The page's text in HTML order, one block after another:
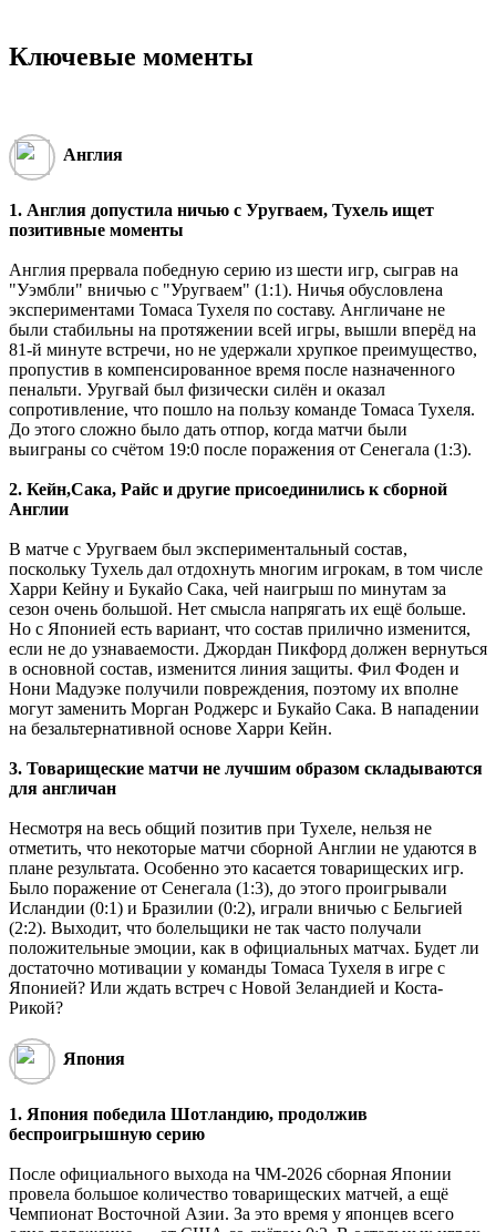
Ключевые моменты
Англия
1. Англия допустила ничью с Уругваем, Тухель ищет
позитивные моменты
Англия прервала победную серию из шести игр, сыграв на
"Уэмбли" вничью с "Уругваем" (1:1). Ничья обусловлена
экспериментами Томаса Тухеля по составу. Англичане не
были стабильны на протяжении всей игры, вышли вперёд на
81-й минуте встречи, но не удержали хрупкое преимущество,
пропустив в компенсированное время после назначенного
пенальти. Уругвай был физически силён и оказал
сопротивление, что пошло на пользу команде Томаса Тухеля.
До этого сложно было дать отпор, когда матчи были
выиграны со счётом 19:0 после поражения от Сенегала (1:3).
2. Кейн,Сака, Райс и другие присоединились к сборной
Англии
В матче с Уругваем был экспериментальный состав,
поскольку Тухель дал отдохнуть многим игрокам, в том числе
Харри Кейну и Букайо Сака, чей наигрыш по минутам за
сезон очень большой. Нет смысла напрягать их ещё больше.
Но с Японией есть вариант, что состав прилично изменится,
если не до узнаваемости. Джордан Пикфорд должен вернуться
в основной состав, изменится линия защиты. Фил Фоден и
Нони Мадуэке получили повреждения, поэтому их вполне
могут заменить Морган Роджерс и Букайо Сака. В нападении
на безальтернативной основе Харри Кейн.
3. Товарищеские матчи не лучшим образом складываются
для англичан
Несмотря на весь общий позитив при Тухеле, нельзя не
отметить, что некоторые матчи сборной Англии не удаются в
плане результата. Особенно это касается товарищеских игр.
Было поражение от Сенегала (1:3), до этого проигрывали
Исландии (0:1) и Бразилии (0:2), играли вничью с Бельгией
(2:2). Выходит, что болельщики не так часто получали
положительные эмоции, как в официальных матчах. Будет ли
достаточно мотивации у команды Томаса Тухеля в игре с
Японией? Или ждать встреч с Новой Зеландией и Коста-
Рикой?
Япония
1. Япония победила Шотландию, продолжив
беспроигрышную серию
После официального выхода на ЧМ-2026 сборная Японии
провела большое количество товарищеских матчей, а ещё
Чемпионат Восточной Азии. За это время у японцев всего